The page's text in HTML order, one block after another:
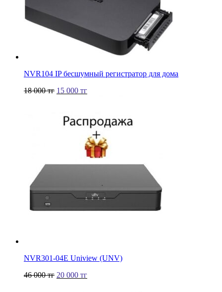
NVR104 IP бесшумный регистратор для дома
18 000тг 15 000 тг
NVR301-04Е Uniview (UNV)
46 000тг 20 000 тг